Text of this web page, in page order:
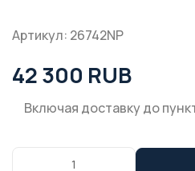
Артикул: 26742NP
42 300 RUB
Включая доставку до